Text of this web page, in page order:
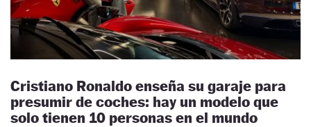
Cristiano Ronaldo enseña su garaje para
presumir de coches: hay un modelo que
solo tienen 10 personas en el mundo